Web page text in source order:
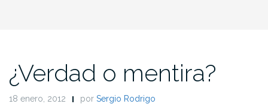
¿Verdad o mentira?
18 enero, 2012 por Sergio Rodrigo